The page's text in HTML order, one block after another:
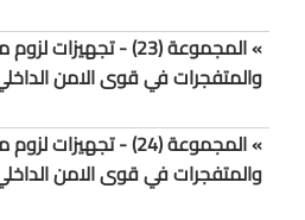
» المجموعة (23) -
والمتفجرات في قوى الامن الداخلي
» المجموعة (24) -
والمتفجرات في قوى الامن الداخلي